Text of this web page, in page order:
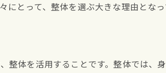
向けた整体の具体的手法
然治癒力を高める秘訣
癒力を高めるメカニズム
とって、整体を選ぶ大きな理由となっ
整体を活用することです。整体では、